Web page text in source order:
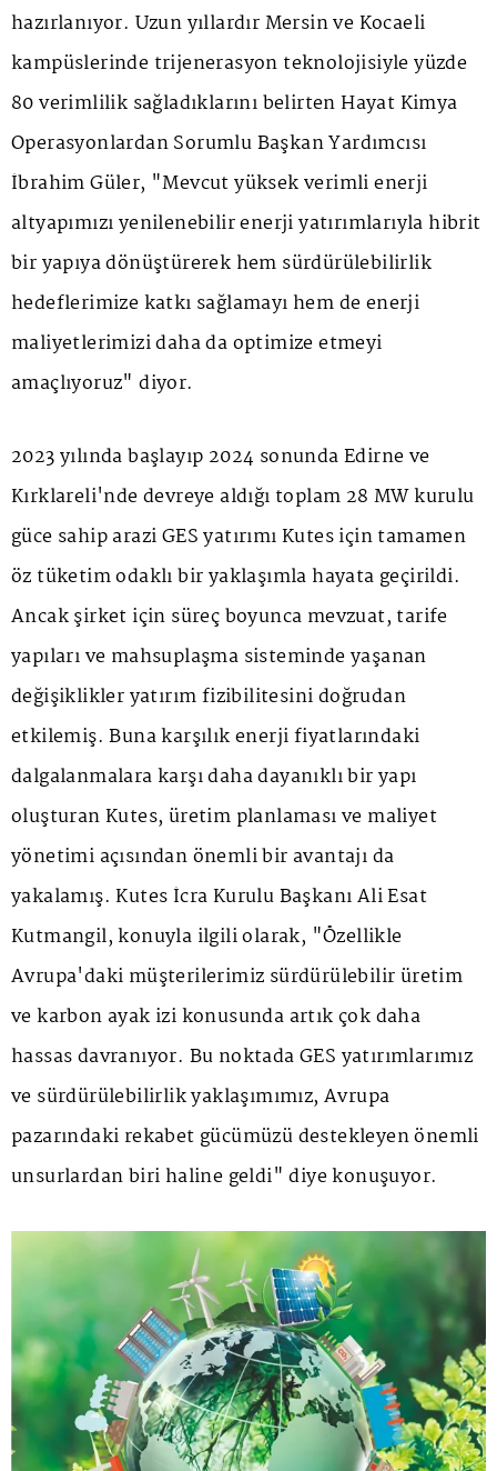
hazırlanıyor. Uzun yıllardır Mersin ve Kocaeli
kampüslerinde trijenerasyon teknolojisiyle yüzde
80 verimlilik sağladıklarını belirten Hayat Kimya
Operasyonlardan Sorumlu Başkan Yardımcısı
İbrahim Güler, "Mevcut yüksek verimli enerji
altyapımızı yenilenebilir enerji yatırımlarıyla hibrit
bir yapıya dönüştürerek hem sürdürülebilirlik
hedeflerimize katkı sağlamayı hem de enerji
maliyetlerimizi daha da optimize etmeyi
amaçlıyoruz" diyor.
2023 yılında başlayıp 2024 sonunda Edirne ve
Kırklareli'nde devreye aldığı toplam 28 MW kurulu
güce sahip arazi GES yatırımı Kutes için tamamen
öz tüketim odaklı bir yaklaşımla hayata geçirildi.
Ancak şirket için süreç boyunca mevzuat, tarife
yapıları ve mahsuplaşma sisteminde yaşanan
değişiklikler yatırım fizibilitesini doğrudan
etkilemiş. Buna karşılık enerji fiyatlarındaki
dalgalanmalara karşı daha dayanıklı bir yapı
oluşturan Kutes, üretim planlaması ve maliyet
yönetimi açısından önemli bir avantajı da
yakalamış. Kutes İcra Kurulu Başkanı Ali Esat
Kutmangil, konuyla ilgili olarak, "Özellikle
Avrupa'daki müşterilerimiz sürdürülebilir üretim
ve karbon ayak izi konusunda artık çok daha
hassas davranıyor. Bu noktada GES yatırımlarımız
ve sürdürülebilirlik yaklaşımımız, Avrupa
pazarındaki rekabet gücümüzü destekleyen önemli
unsurlardan biri haline geldi" diye konuşuyor.